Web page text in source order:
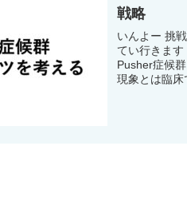
戦略
いんよー 挑
てい行きま
Pusher症候
現象とは臨床